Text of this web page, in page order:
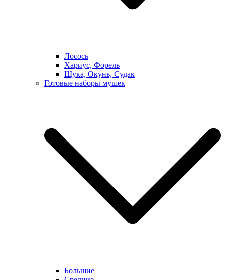
Лосось
Хариус, Форель
Щука, Окунь, Судак
Готовые наборы мушек
Большие